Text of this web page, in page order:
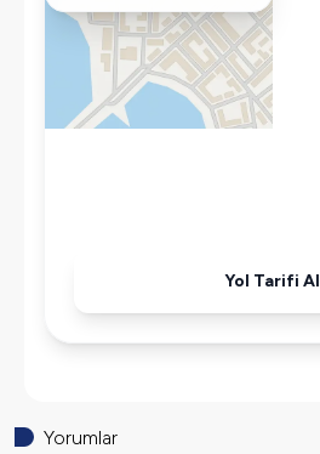
Kettle
Korunaklı Havuz
Havuz-Bahçe Bakımı
Yol Tarifi Al
Yorumlar